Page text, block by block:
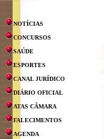
NOTÍCIAS
CONCURSOS
SAÚDE
ESPORTES
CANAL JURÍDICO
DIÁRIO OFICIAL
ATAS CÂMARA
FALECIMENTOS
AGENDA